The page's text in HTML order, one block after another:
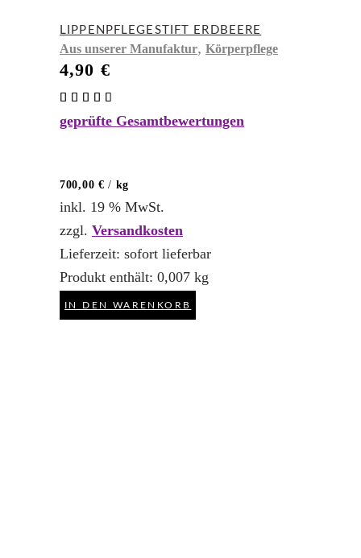
LIPPENPFLEGESTIFT ERDBEERE
Aus unserer Manufaktur, Körperpflege
4,90 €
4.50
geprüfte Gesamtbewertungen
700,00 € / kg
inkl. 19 % MwSt.
zzgl. Versandkosten
Lieferzeit: sofort lieferbar
Produkt enthält: 0,007 kg
IN DEN WARENKORB